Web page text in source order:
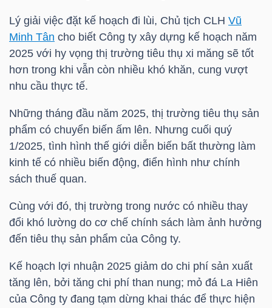
Lý giải việc đặt kế hoạch đi lùi, Chủ tịch CLH Vũ
Minh Tân cho biết Công ty xây dựng kế hoạch năm
2025 với hy vọng thị trường tiêu thụ xi măng sẽ tốt
hơn trong khi vẫn còn nhiều khó khăn, cung vượt
nhu cầu thực tế.
Những tháng đầu năm 2025, thị trường tiêu thụ sản
phẩm có chuyển biến ấm lên. Nhưng cuối quý
1/2025, tình hình thế giới diễn biến bất thường làm
kinh tế có nhiều biến động, điển hình như chính
sách thuế quan.
Cùng với đó, thị trường trong nước có nhiều thay
đổi khó lường do cơ chế chính sách làm ảnh hưởng
đến tiêu thụ sản phẩm của Công ty.
Kế hoạch lợi nhuận 2025 giảm do chi phí sản xuất
tăng lên, bởi tăng chi phí than nung; mỏ đá La Hiên
của Công ty đang tạm dừng khai thác để thực hiện
PHÂN
TÍCH
VIETSTOCKFINANCE
VĨ
MÔ
NGÀNH
DOANH
NGHIỆP